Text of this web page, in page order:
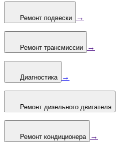
Ремонт подвески →
Ремонт трансмиссии →
Диагностика →
Ремонт дизельного двигателя
Ремонт кондиционера →